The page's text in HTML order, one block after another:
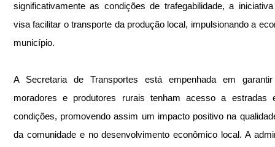
significativamente as condições de trafegabilidade, a
visa facilitar o transporte da produção local, impulsionando a
município.
A Secretaria de Transportes está empenhada em
moradores e produtores rurais tenham acesso a estradas
condições, promovendo assim um impacto positivo na
da comunidade e no desenvolvimento econômico local. A